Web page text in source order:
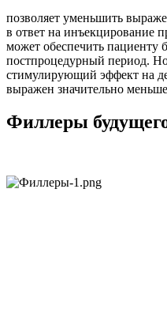
позволяет уменьшить
в ответ на инъекцирование
может обеспечить пациенту
постпроцедурный период.
стимулирующий эффект на
выражен значительно
Филлеры